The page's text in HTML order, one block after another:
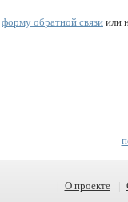
форму обратной связи или
О проекте